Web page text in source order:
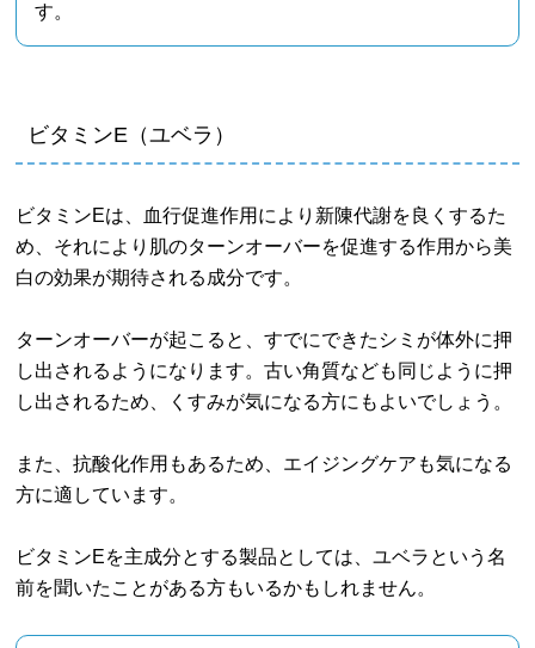
す。
ビタミンE（ユベラ）
ビタミンEは、血行促進作用により新陳代謝を良くするた
め、それにより肌のターンオーバーを促進する作用から美
白の効果が期待される成分です。
ターンオーバーが起こると、すでにできたシミが体外に押
し出されるようになります。古い角質なども同じように押
し出されるため、くすみが気になる方にもよいでしょう。
また、抗酸化作用もあるため、エイジングケアも気になる
方に適しています。
ビタミンEを主成分とする製品としては、ユベラという名
前を聞いたことがある方もいるかもしれません。